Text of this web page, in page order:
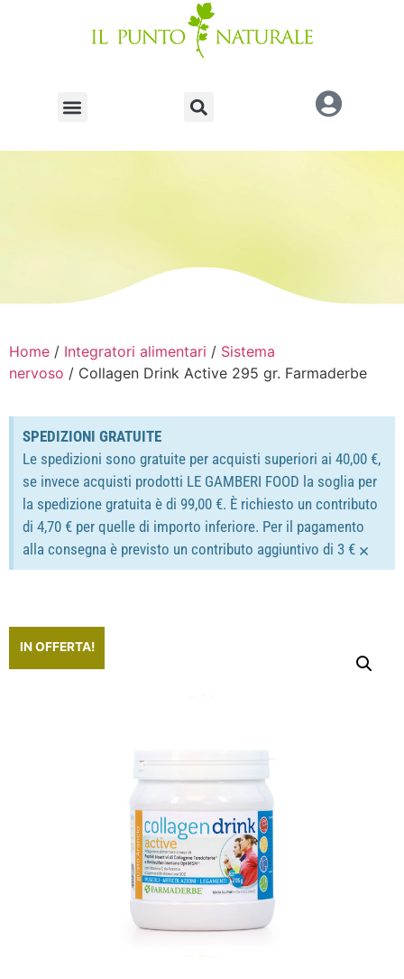
Home / Integratori alimentari / Sistema
nervoso / Collagen Drink Active 295 gr. Farmaderbe
SPEDIZIONI GRATUITE
Le spedizioni sono gratuite per acquisti superiori ai 40,00 €,
se invece acquisti prodotti LE GAMBERI FOOD la soglia per
la spedizione gratuita è di 99,00 €. È richiesto un contributo
di 4,70 € per quelle di importo inferiore. Per il pagamento
alla consegna è previsto un contributo aggiuntivo di 3 € ×
IN OFFERTA!